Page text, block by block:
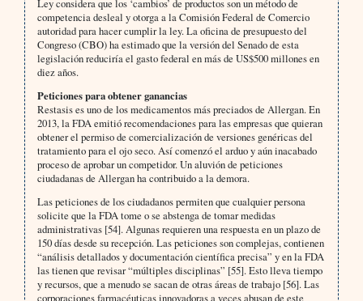
Ley considera que los ‘cambios’ de productos son un método de
competencia desleal y otorga a la Comisión Federal de Comercio
autoridad para hacer cumplir la ley. La oficina de presupuesto del
Congreso (CBO) ha estimado que la versión del Senado de esta
legislación reduciría el gasto federal en más de US$500 millones en
diez años.
Peticiones para obtener ganancias
Restasis es uno de los medicamentos más preciados de Allergan. En
2013, la FDA emitió recomendaciones para las empresas que quieran
obtener el permiso de comercialización de versiones genéricas del
tratamiento para el ojo seco. Así comenzó el arduo y aún inacabado
proceso de aprobar un competidor. Un aluvión de peticiones
ciudadanas de Allergan ha contribuido a la demora.
Las peticiones de los ciudadanos permiten que cualquier persona
solicite que la FDA tome o se abstenga de tomar medidas
administrativas [54]. Algunas requieren una respuesta en un plazo de
150 días desde su recepción. Las peticiones son complejas, contienen
“análisis detallados y documentación científica precisa” y en la FDA
las tienen que revisar “múltiples disciplinas” [55]. Esto lleva tiempo
y recursos, que a menudo se sacan de otras áreas de trabajo [56]. Las
corporaciones farmacéuticas innovadoras a veces abusan de este